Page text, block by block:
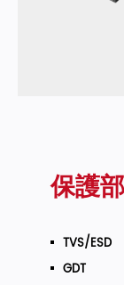
保護
TVS/ESD
GDT